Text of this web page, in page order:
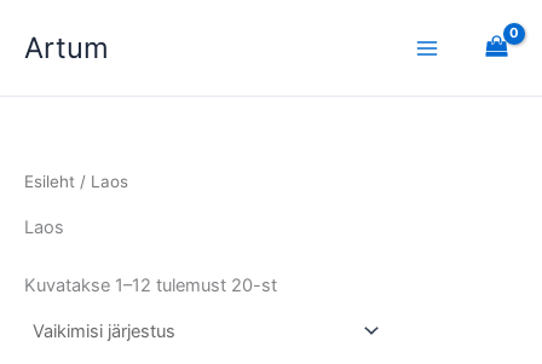
Artum
Esileht / Laos
Laos
Kuvatakse 1–12 tulemust 20-st